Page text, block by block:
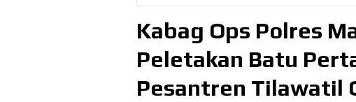
Kabag Ops Polres
Peletakan Batu
Pesantren Tilawatil